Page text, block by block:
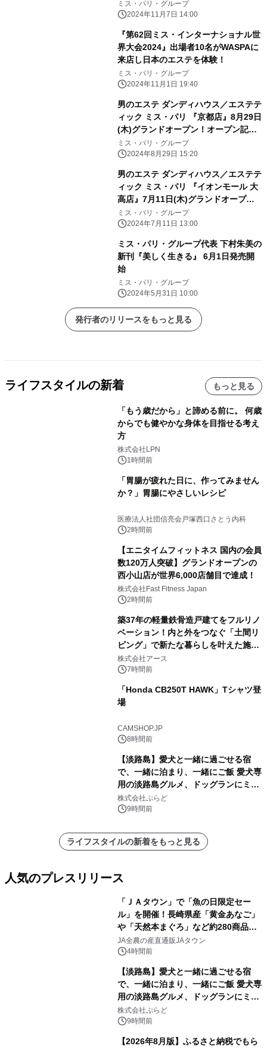
ミス・パリ・グループ
2024年11月7日 14:00
『第62回ミス・インターナショナル世
界大会2024』出場者10名がWASPAに
来店し日本のエステを体験！
ミス・パリ・グループ
2024年11月1日 19:40
男のエステ ダンディハウス／エステテ
ィック ミス・パリ 『京都店』8月29日
(木)グランドオープン！オープン記念
として 入会金0円キャンペーン実施！
ミス・パリ・グループ
2024年8月29日 15:20
男のエステ ダンディハウス／エステテ
ィック ミス・パリ 『イオンモール 大
高店』7月11日(木)グランドオープ
ン！オープン記念として 入会金0円キ
ャンペーン実施！
ミス・パリ・グループ
2024年7月11日 13:00
ミス・パリ・グループ代表 下村朱美の
新刊『美しく生きる』 6月1日発売開
始
ミス・パリ・グループ
2024年5月31日 10:00
発行者のリリースをもっと見る
ライフスタイルの新着 もっと見る
「もう歳だから」と諦める前に。 何歳
からでも健やかな身体を目指せる考え
方
株式会社LPN
1時間前
「胃腸が疲れた日に、作ってみません
か？」胃腸にやさしいレシピ
医療法人社団信亮会戸塚西口さとう内科
2時間前
【エニタイムフィットネス 国内の会員
数120万人突破】グランドオープンの
西小山店が世界6,000店舗目で達成！
株式会社Fast Fitness Japan
2時間前
築37年の軽量鉄骨造戸建てをフルリノ
ベーション！内と外をつなぐ「土間リ
ビング」で新たな暮らしを叶えた施工
事例を株式会社アースが公開
株式会社アース
7時間前
「Honda CB250T HAWK」Tシャツ登
場
CAMSHOP.JP
8時間前
【淡路島】愛犬と一緒に過ごせる宿
で、一緒に泊まり、一緒にご飯 愛犬専
用の淡路島グルメ、ドッグランにミニ
プール グランピングとトレーラーハウ
スの2施設で
株式会社ぷらど
9時間前
ライフスタイルの新着をもっと見る
人気のプレスリリース
「ＪＡタウン」で「魚の日限定セー
ル」を開催！長崎県産「黄金あなご」
や「天然本まぐろ」など約280商品を
販売！～毎月１０日の定例企画～
JA全農の産直通販JAタウン
4時間前
【淡路島】愛犬と一緒に過ごせる宿
で、一緒に泊まり、一緒にご飯 愛犬専
用の淡路島グルメ、ドッグランにミニ
プール グランピングとトレーラーハウ
スの2施設で
株式会社ぷらど
9時間前
【2026年8月版】ふるさと納税でもら